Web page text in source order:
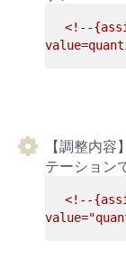
<!--
【調整内
テーション
<!--